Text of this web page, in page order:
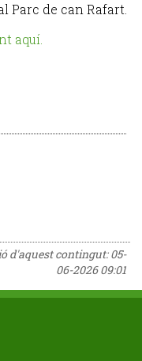
Parc de can Rafart.
aquí.
d'aquest contingut:05-
06-2026 09:01